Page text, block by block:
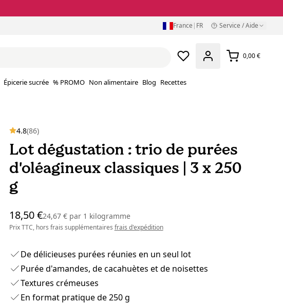
France | FR Service / Aide
0,00 €
Épicerie sucrée % PROMO Non alimentaire Blog Recettes
4.8(86)
Lot dégustation : trio de purées
d'oléagineux classiques | 3 x 250
g
18,50 €24,67 € par1 kilogramme
Prix TTC, hors frais supplémentaires frais d'expédition
De délicieuses purées réunies en un seul lot
Purée d'amandes, de cacahuètes et de noisettes
Textures crémeuses
En format pratique de 250 g